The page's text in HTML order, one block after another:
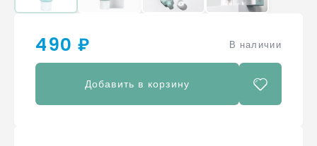
490 ₽ В наличии
Добавить в корзину